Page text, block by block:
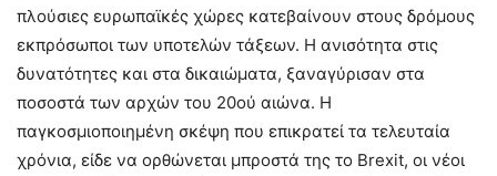
πλούσιες ευρωπαϊκές χώρες κατεβαίνουν στους δρόμους
εκπρόσωποι των υποτελών τάξεων. Η ανισότητα στις
δυνατότητες και στα δικαιώματα, ξαναγύρισαν στα
ποσοστά των αρχών του 20ού αιώνα. Η
παγκοσμιοποιημένη σκέψη που επικρατεί τα τελευταία
χρόνια, είδε να ορθώνεται μπροστά της το Brexit, οι νέοι